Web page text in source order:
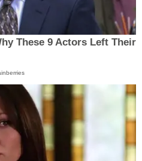
These 9 Actors Left Their